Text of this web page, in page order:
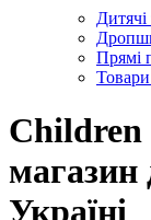
Прямі
Товари
Children
магазин
Україні